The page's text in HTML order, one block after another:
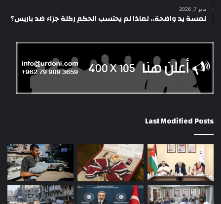
مايو 7, 2026
لمسة يد واضحة.. لماذا لم يحتسب الحكم ركلة جزاء ضد باريس؟
Last Modified Posts